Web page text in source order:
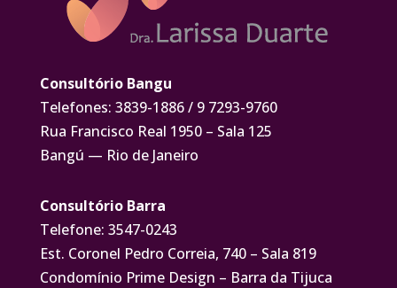
Consultório Bangu
Telefones: 3839-1886 / 9 7293-9760
Rua Francisco Real 1950 – Sala 125
Bangú — Rio de Janeiro
Consultório Barra
Telefone: 3547-0243
Est. Coronel Pedro Correia, 740 – Sala 819
Condomínio Prime Design – Barra da Tijuca